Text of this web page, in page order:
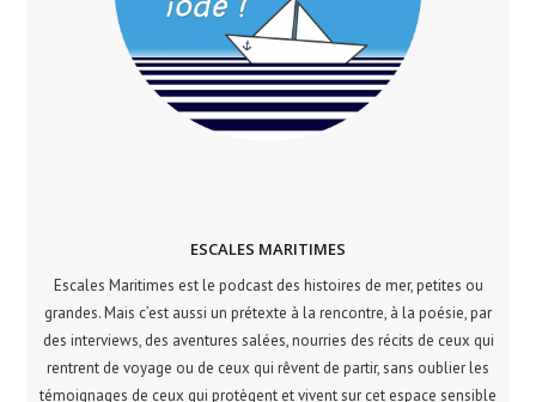
ESCALES MARITIMES
Escales Maritimes est le podcast des histoires de mer, petites ou
grandes. Mais c’est aussi un prétexte à la rencontre, à la poésie, par
des interviews, des aventures salées, nourries des récits de ceux qui
rentrent de voyage ou de ceux qui rêvent de partir, sans oublier les
témoignages de ceux qui protègent et vivent sur cet espace sensible